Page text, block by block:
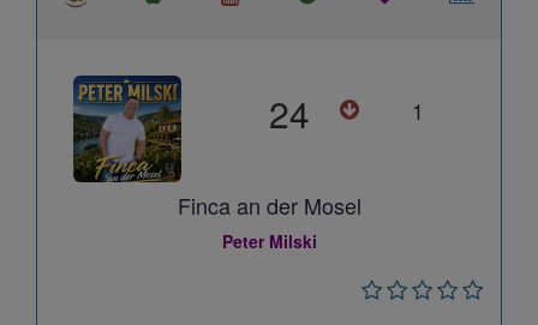
24 1
Finca an der Mosel
Peter Milski